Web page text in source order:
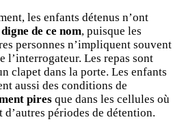
les enfants détenus n’ont
de ce nom, puisque les
personnes n’impliquent souvent
l’interrogateur. Les repas sont
clapet dans la porte. Les enfants
aussi des conditions de
pires que dans les cellules où
périodes de détention.